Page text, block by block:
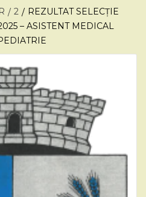
2
REZULTAT SELECȚIE
– ASISTENT MEDICAL